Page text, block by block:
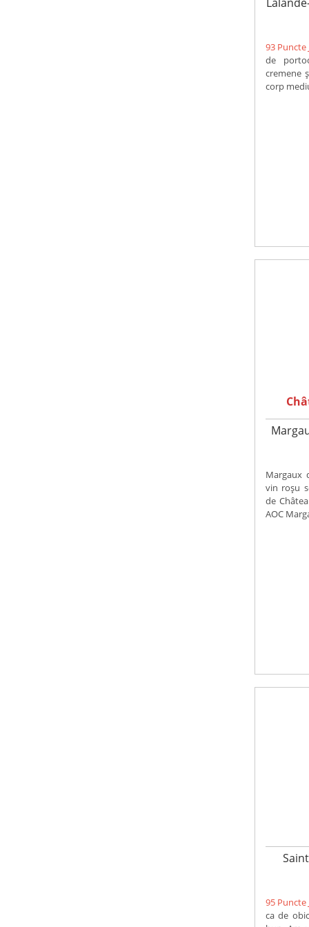
93 Puncte
de
cremene
corp
Margaux
vin roșu
de
AOC
95 Puncte
ca de